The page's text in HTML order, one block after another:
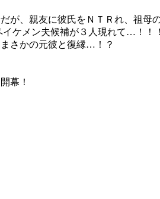
が、親友に彼氏をＮＴＲれ、祖母
ケメン夫候補が３人現れて…！！！
さかの元彼と復縁…！？
幕！